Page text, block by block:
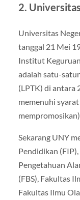
2.
Universitas
tanggal 21 Mei
Institut
adalah satu-
(LPTK) di antara
memenuhi
Sekarang UNY
Pendidikan
Pengetahuan
(FBS), Fakultas
Fakultas Ilmu